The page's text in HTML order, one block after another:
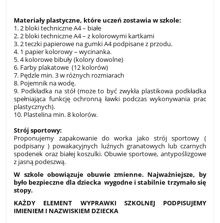
Materiały plastyczne, które uczeń zostawia w szkole:
1. 2 bloki techniczne A4 – białe
2. 2 bloki techniczne A4 – z kolorowymi kartkami
3. 2 teczki papierowe na gumki A4 podpisane z przodu.
4. 1 papier kolorowy – wycinanka.
5. 4 kolorowe bibuły (kolory dowolne)
6. Farby plakatowe (12 kolorów)
7. Pędzle min. 3 w różnych rozmiarach
8. Pojemnik na wodę.
9. Podkładka na stół (może to być zwykła plastikowa podkładka
spełniająca funkcję ochronną ławki podczas wykonywania prac
plastycznych).
10. Plastelina min. 8 kolorów.
Strój sportowy:
Proponujemy zapakowanie do worka jako strój sportowy (
podpisany ) powakacyjnych luźnych granatowych lub czarnych
spodenek oraz białej koszulki. Obuwie sportowe, antypoślizgowe
z jasną podeszwą.
W szkole obowiązuje obuwie zmienne. Najważniejsze, by
było bezpieczne dla dziecka wygodne i stabilnie trzymało się
stopy.
KAŻDY ELEMENT WYPRAWKI SZKOLNEJ PODPISUJEMY
IMIENIEM I NAZWISKIEM DZIECKA